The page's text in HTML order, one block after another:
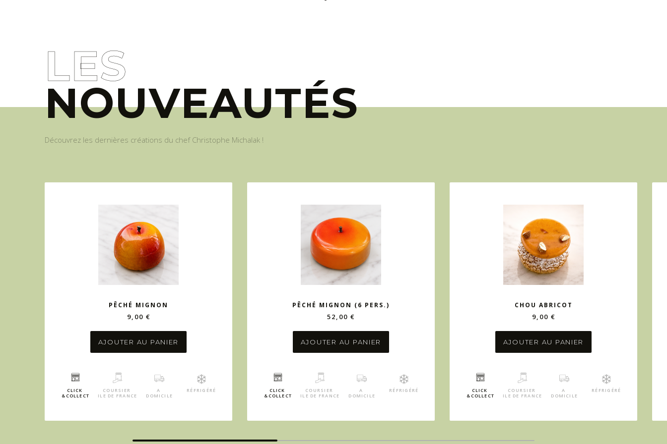
LES
NOUVEAUTÉS
Découvrez les dernières créations du chef Christophe Michalak !
PÊCHÉ MIGNON
9,00 €
AJOUTER AU PANIER
CLICK
&COLLECT
COURSIER
ILE DE FRANCE
A
DOMICILE
RÉFRIGÉRÉ
PÊCHÉ MIGNON (6 PERS.)
52,00 €
AJOUTER AU PANIER
CLICK
&COLLECT
COURSIER
ILE DE FRANCE
A
DOMICILE
RÉFRIGÉRÉ
CHOU ABRICOT
9,00 €
AJOUTER AU PANIER
CLICK
&COLLECT
COURSIER
ILE DE FRANCE
A
DOMICILE
RÉFRIGÉRÉ